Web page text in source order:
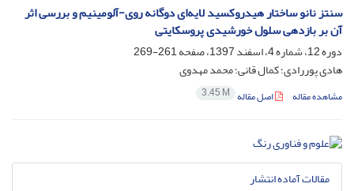
سنتز نانو ساختار هیدروکسید لایه‌ای دوگانه روی-آلومینیم و بررسی اثر
آن بر بازدهی سلول خورشیدی پروسکایتی
دوره 12، شماره 4، اسفند 1397، صفحه
261-269
هادی پوررادی؛ کمال قانی؛ محمد مهدوی
مشاهده مقاله اصل مقاله 3.45 M
مقالات آماده انتشار